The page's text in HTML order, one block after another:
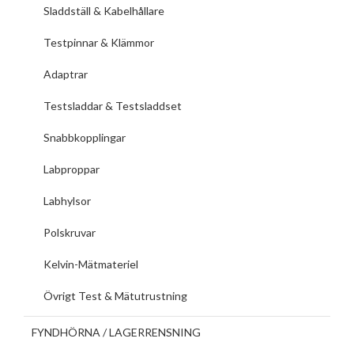
Sladdställ & Kabelhållare
Testpinnar & Klämmor
Adaptrar
Testsladdar & Testsladdset
Snabbkopplingar
Labproppar
Labhylsor
Polskruvar
Kelvin-Mätmateriel
Övrigt Test & Mätutrustning
FYNDHÖRNA / LAGERRENSNING